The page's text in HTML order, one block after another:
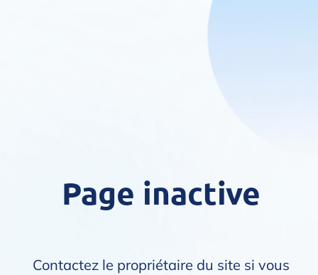
Page inactive
Contactez le propriétaire du site si vous